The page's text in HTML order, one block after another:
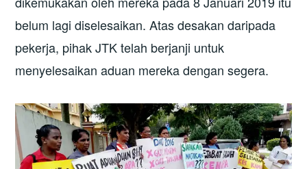
belum lagi diselesaikan. Atas desakan daripada
pekerja, pihak JTK telah berjanji untuk
menyelesaikan aduan mereka dengan segera.